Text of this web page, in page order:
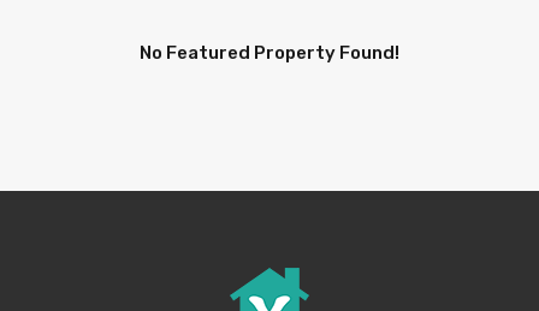
No Featured Property Found!